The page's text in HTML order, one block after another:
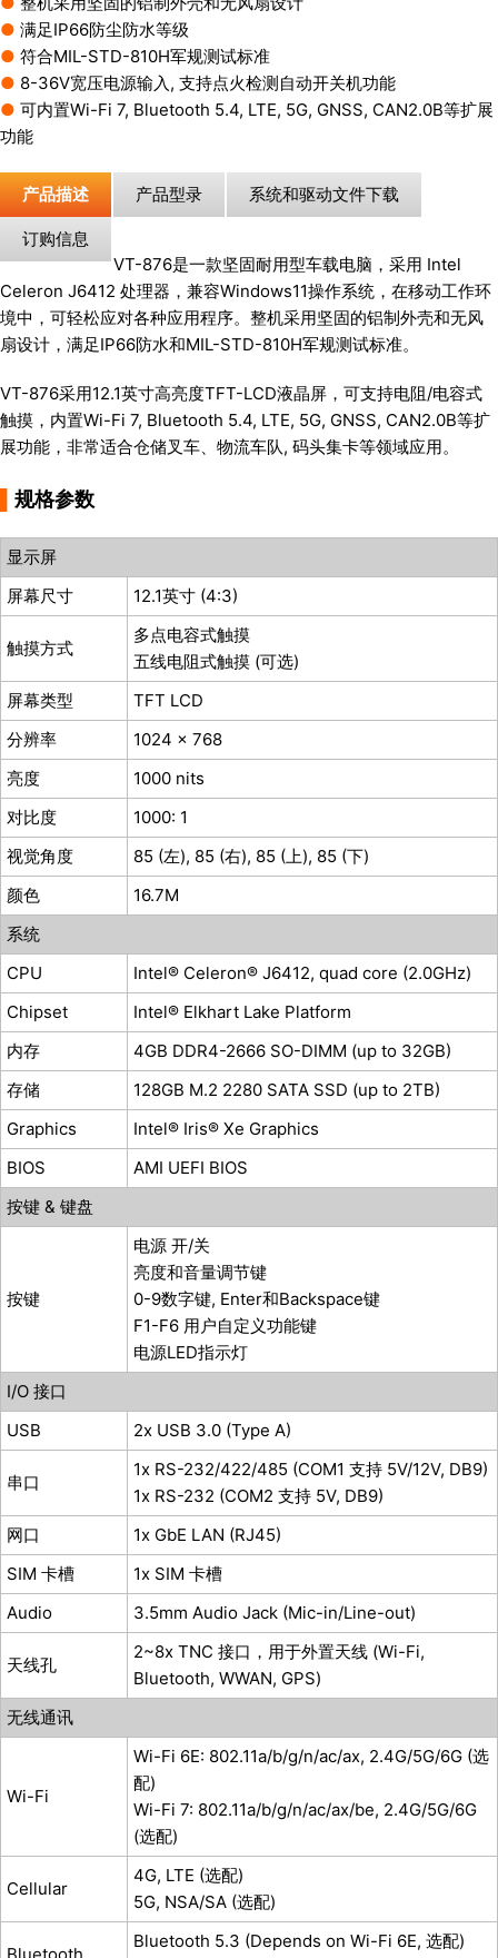
● 满足IP66防尘防水等级
● 符合MIL-STD-810H军规测试标准
● 8-36V宽压电源输⼊, 支持点火检测自动开关机功能
● 可内置Wi-Fi 7, Bluetooth 5.4, LTE, 5G, GNSS, CAN2.0B等扩展
功能
产品描述 产品型录 系统和驱动文件下载
订购信息
VT-876是一款坚固耐用型车载电脑，采用 Intel
Celeron J6412 处理器，兼容Windows11操作系统，在移动工作环
境中，可轻松应对各种应用程序。整机采用坚固的铝制外壳和无风
扇设计，满足IP66防水和MIL-STD-810H军规测试标准。
VT-876采用12.1英寸高亮度TFT-LCD液晶屏，可支持电阻/电容式
触摸，内置Wi-Fi 7, Bluetooth 5.4, LTE, 5G, GNSS, CAN2.0B等扩
展功能，非常适合仓储叉车、物流⻋队, 码头集卡等领域应用。
规格参数
显示屏
屏幕尺寸
12.1英寸 (4:3)
触摸方式
多点电容式触摸
五线电阻式触摸 (可选)
屏幕类型
TFT LCD
分辨率
1024 x 768
亮度
1000 nits
对比度
1000: 1
视觉角度
85 (左), 85 (右), 85 (上), 85 (下)
颜色
16.7M
系统
CPU
Intel® Celeron® J6412, quad core (2.0GHz)
Chipset
Intel® Elkhart Lake Platform
内存
4GB DDR4-2666 SO-DIMM (up to 32GB)
存储
128GB M.2 2280 SATA SSD (up to 2TB)
Graphics
Intel® Iris® Xe Graphics
BIOS
AMI UEFI BIOS
按键 & 键盘
按键
电源 开/关
亮度和音量调节键
0-9数字键, Enter和Backspace键
F1-F6 用户自定义功能键
电源LED指示灯
I/O 接口
USB
2x USB 3.0 (Type A)
串口
1x RS-232/422/485 (COM1 支持 5V/12V, DB9)
1x RS-232 (COM2 支持 5V, DB9)
网口
1x GbE LAN (RJ45)
SIM 卡槽
1x SIM 卡槽
Audio
3.5mm Audio Jack (Mic-in/Line-out)
天线孔
2~8x TNC 接口，用于外置天线 (Wi-Fi,
Bluetooth, WWAN, GPS)
无线通讯
Wi-Fi
Wi-Fi 6E: 802.11a/b/g/n/ac/ax, 2.4G/5G/6G (选
配)
Wi-Fi 7: 802.11a/b/g/n/ac/ax/be, 2.4G/5G/6G
(选配)
Cellular
4G, LTE (选配)
5G, NSA/SA (选配)
Bluetooth
Bluetooth 5.3 (Depends on Wi-Fi 6E, 选配)